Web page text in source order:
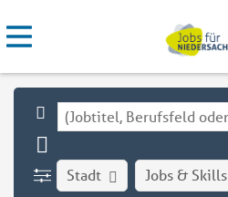
Stadt Jobs & Skills